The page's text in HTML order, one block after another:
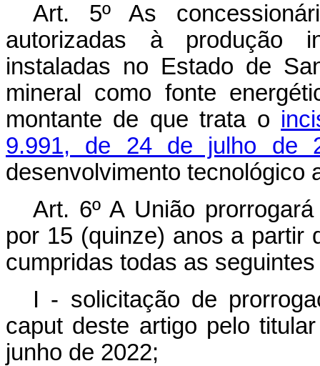
Art. 5º
As
autorizadas à produção
instaladas no Estado de
mineral como fonte
montante de que trata o
9.991, de 24 de julho de
desenvolvimento tecnológico
Art. 6º A União
por 15 (quinze) anos a partir
cumpridas todas as
I - solicitação de
caput deste artigo pelo
junho de 2022;